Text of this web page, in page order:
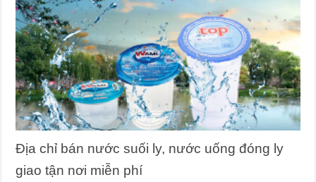
Địa chỉ bán nước suối ly, nước uống đóng ly
giao tận nơi miễn phí